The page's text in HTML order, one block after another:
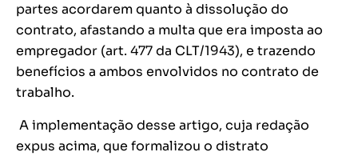
partes acordarem quanto à dissolução do
contrato, afastando a multa que era imposta ao
empregador (art. 477 da CLT/1943), e trazendo
benefícios a ambos envolvidos no contrato de
trabalho.
A implementação desse artigo, cuja redação
expus acima, que formalizou o distrato